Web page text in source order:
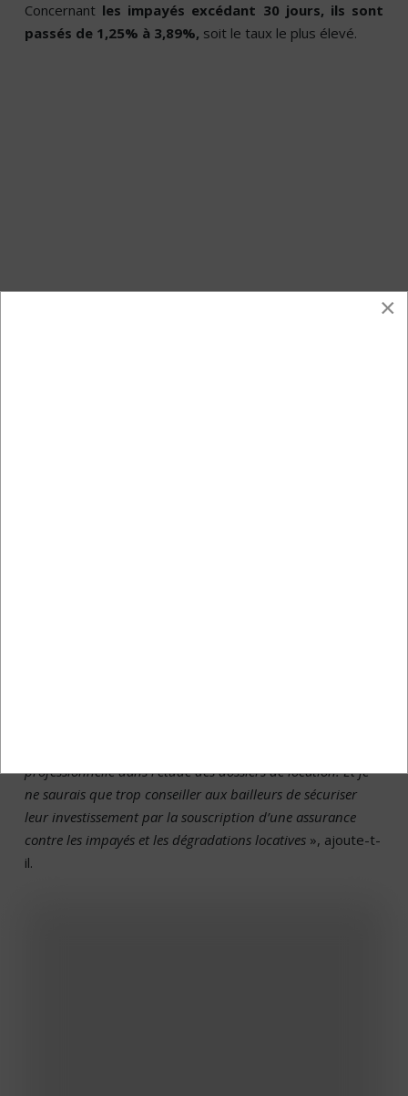
Concernant les impayés excédant 30 jours, ils sont
passés de 1,25% à 3,89%, soit le taux le plus élevé.
professionnelle dans l’étude des dossiers de location. Et je
ne saurais que trop conseiller aux bailleurs de sécuriser
leur investissement par la souscription d’une assurance
contre les impayés et les dégradations locatives », ajoute-t-
il.
×